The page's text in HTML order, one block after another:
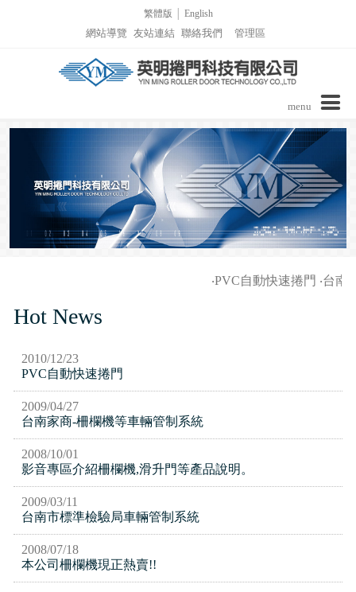
繁體版
English
網站導覽
友站連結 聯絡我們 管理區
menu
公司介紹
商品介紹
實績介紹
實績介紹-PVC自動捲門
實績介紹-滑升門列表
詢價表單
PVC自動快速捲門‧ 台南
Hot News
2010/12/23
PVC自動快速捲門
2009/04/27
台南家商-柵欄機等車輛管制系統
2008/10/01
影音專區介紹柵欄機,滑升門等產品說明。
2009/03/11
台南市標準檢驗局車輛管制系統
2008/07/18
本公司柵欄機現正熱賣!!